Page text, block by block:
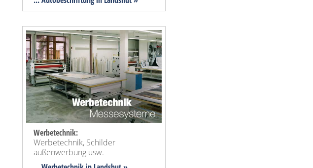
Werbetechnik:
Werbetechnik, Schilder
außenwerbung usw.